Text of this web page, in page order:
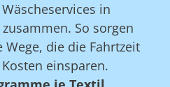
in
So sorgen
die die Fahrtzeit
einsparen.